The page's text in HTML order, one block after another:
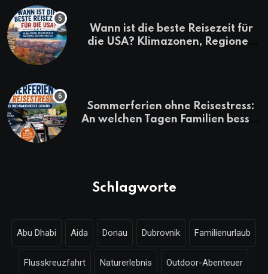
Wann ist die beste Reisezeit für
die USA? Klimazonen, Regionen
Sommerferien ohne Reisestress:
An welchen Tagen Familien besser
Schlagworte
Abu Dhabi Aida Donau Dubrovnik Familienurlaub
Flusskreuzfahrt Naturerlebnis Outdoor-Abenteuer